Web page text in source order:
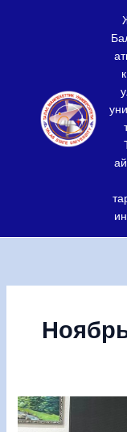
Урматтуу
биздин